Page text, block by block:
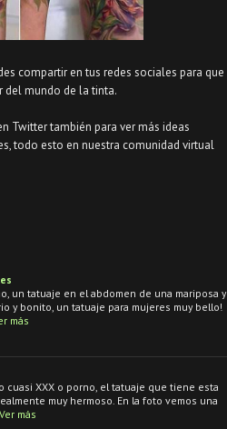
compartir en tus redes sociales para que
del mundo de la tinta.
Twitter también para ver más ideas
todo esto en nuestra comunidad virtual
un tatuaje en el abdomen de una mariposa y
y bonito, un tatuaje para mujeres muy bello!
más
XXX o porno, el tatuaje que tiene esta
muy hermoso. En la foto vemos una
Ver más